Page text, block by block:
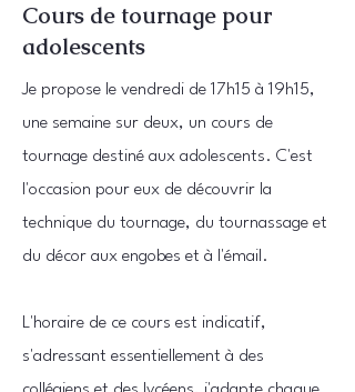
Cours de tournage pour
adolescents
Je propose le vendredi de 17h15 à 19h15,
une semaine sur deux, un cours de
tournage destiné aux adolescents. C'est
l'occasion pour eux de découvrir la
technique du tournage, du tournassage et
du décor aux engobes et à l'émail.
L'horaire de ce cours est indicatif,
s'adressant essentiellement à des